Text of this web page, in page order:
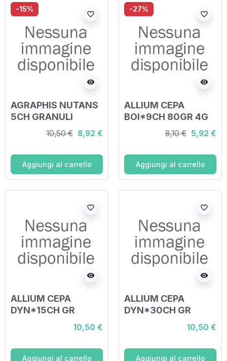
-15%
visibility
favorite_border
AGRAPHIS NUTANS
5CH GRANULI
10,50 € 8,92 €
Aggiungi al carrello
-27%
visibility
favorite_border
ALLIUM CEPA
BOI*9CH 80GR 4G
8,10 € 5,92 €
Aggiungi al carrello
visibility
favorite_border
ALLIUM CEPA
DYN*15CH GR
10,50 €
Aggiungi al carrello
visibility
favorite_border
ALLIUM CEPA
DYN*30CH GR
10,50 €
Aggiungi al carrello